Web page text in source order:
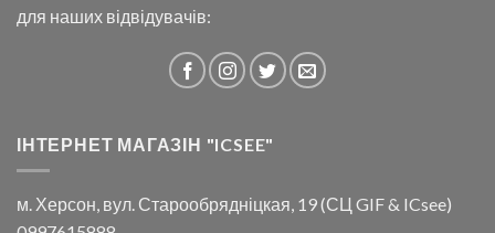
для наших відвідувачів:
ІНТЕРНЕТ МАГАЗІН "ICSEE"
м. Херсон, вул. Старообрядніцкая, 19 (СЦ GIF & ICsee)